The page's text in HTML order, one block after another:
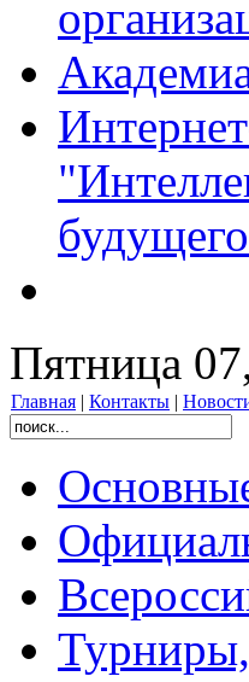
Пятница
Главная | Контакты |